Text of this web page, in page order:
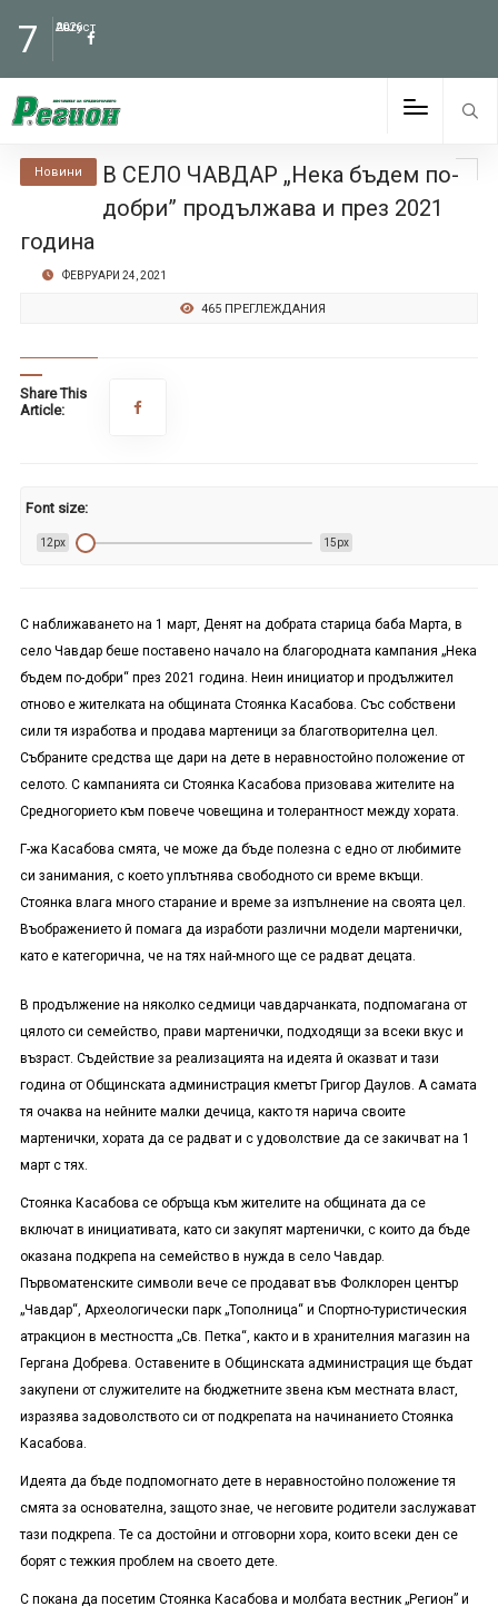
7 Август
2026
Новини
В СЕЛО ЧАВДАР „Нека бъдем по-
добри” продължава и през 2021
година
ФЕВРУАРИ 24, 2021
465 ПРЕГЛЕЖДАНИЯ
Share This
Article:
Font size:
12px 15px
С наближаването на 1 март, Денят на добрата старица баба Марта, в
село Чавдар беше поставено начало на благородната кампания „Нека
бъдем по-добри“ през 2021 година. Неин инициатор и продължител
отново е жителката на общината Стоянка Касабова. Със собствени
сили тя изработва и продава мартеници за благотворителна цел.
Събраните средства ще дари на дете в неравностойно положение от
селото. С кампанията си Стоянка Касабова призовава жителите на
Средногорието към повече човещина и толерантност между хората.
Г-жа Касабова смята, че може да бъде полезна с едно от любимите
си занимания, с което уплътнява свободното си време вкъщи.
Стоянка влага много старание и време за изпълнение на своята цел.
Въображението й помага да изработи различни модели мартенички,
като е категорична, че на тях най-много ще се радват децата.
В продължение на няколко седмици чавдарчанката, подпомагана от
цялото си семейство, прави мартенички, подходящи за всеки вкус и
възраст. Съдействие за реализацията на идеята й оказват и тази
година от Общинската администрация кметът Григор Даулов. А самата
тя очаква на нейните малки дечица, както тя нарича своите
мартенички, хората да се радват и с удоволствие да се закичват на 1
март с тях.
Стоянка Касабова се обръща към жителите на общината да се
включат в инициативата, като си закупят мартенички, с които да бъде
оказана подкрепа на семейство в нужда в село Чавдар.
Първоматенските символи вече се продават във Фолклорен център
„Чавдар“, Археологически парк „Тополница“ и Спортно-туристическия
атракцион в местността „Св. Петка“, както и в хранителния магазин на
Гергана Добрева. Оставените в Общинската администрация ще бъдат
закупени от служителите на бюджетните звена към местната власт,
изразява задоволството си от подкрепата на начинанието Стоянка
Касабова.
Идеята да бъде подпомогнато дете в неравностойно положение тя
смята за основателна, защото знае, че неговите родители заслужават
тази подкрепа. Те са достойни и отговорни хора, които всеки ден се
борят с тежкия проблем на своето дете.
С покана да посетим Стоянка Касабова и молбата вестник „Регион” и